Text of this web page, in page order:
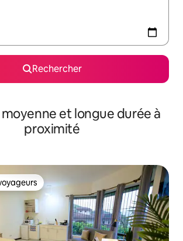
Rechercher
et longue durée à
proximité